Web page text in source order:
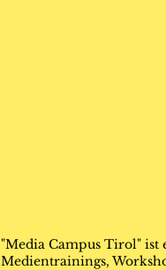
"Media Campus Tirol"
Medientrainings,